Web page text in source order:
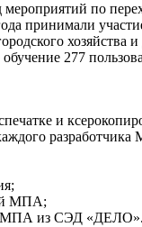
по
принимали
277
и
МПА;
МПА из СЭД «ДЕЛО».